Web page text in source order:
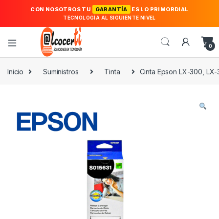
CON NOSOTROS TU GARANTÍA ES LO PRIMORDIAL
TECNOLOGÍA AL SIGUIENTE NIVEL
0
Inicio Suministros Tinta Cinta Epson LX-300,